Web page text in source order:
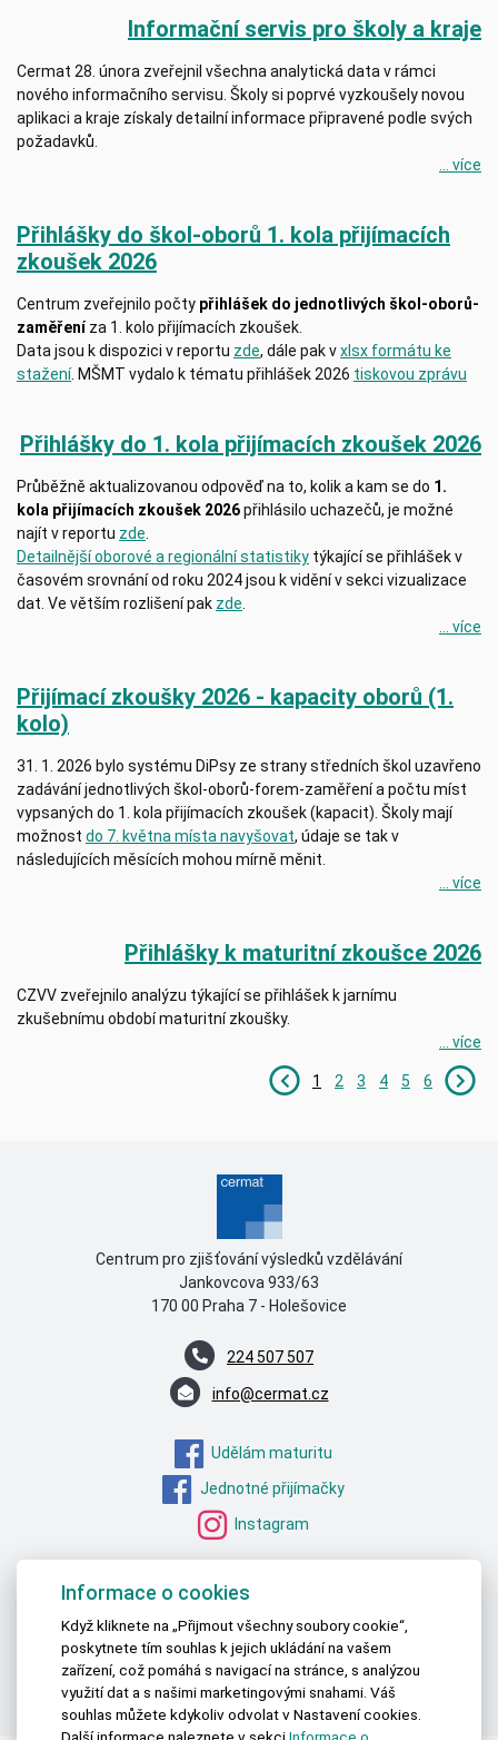
Informační servis pro školy a kraje
Cermat 28. února zveřejnil všechna analytická data v rámci
nového informačního servisu. Školy si poprvé vyzkoušely novou
aplikaci a kraje získaly detailní informace připravené podle svých
požadavků.
... více
Přihlášky do škol-oborů 1. kola přijímacích
zkoušek 2026
Centrum zveřejnilo počty přihlášek do jednotlivých škol-oborů-
zaměřeníza 1. kolo přijímacích zkoušek.
Data jsou k dispozici v reportu zde, dále pak vxlsx formátu ke
stažení. MŠMT vydalo k tématu přihlášek 2026 tiskovou zprávu
Přihlášky do 1. kola přijímacích zkoušek 2026
Průběžně aktualizovanou odpověď na to, kolik a kam se do 1.
kola přijímacích zkoušek 2026přihlásilo uchazečů, je možné
najít v reportu zde
Detailnější oborové a regionální statistiky týkající se přihlášek v
časovém srovnání od roku 2024 jsou k vidění v sekci vizualizace
dat. Ve větším rozlišení pak zde
... více
Přijímací zkoušky 2026 - kapacity oborů (1.
kolo)
31. 1. 2026 bylo systému DiPsy ze strany středních škol uzavřeno
zadávání jednotlivých škol-oborů-forem-zaměření a počtu míst
vypsaných do 1. kola přijímacích zkoušek (kapacit). Školy mají
možnost do 7. května místa navyšovat, údaje se tak v
následujících měsících mohou mírně měnit.
... více
Přihlášky k maturitní zkoušce 2026
CZVV zveřejnilo analýzu týkající se přihlášek k jarnímu
zkušebnímu období maturitní zkoušky.
... více
1 2 3 4 5 6
Centrum pro zjišťování výsledků vzdělávání
Jankovcova 933/63
170 00 Praha 7 - Holešovice
224 507 507
info@cermat.cz
Udělám maturitu
Jednotné přijímačky
Instagram
MŠMT – STATISTICKÁ DATA
ČSÚ – STATISTICKÁ DATA
OECD – DATA O VZDĚLÁVÁNÍ
EUROSTAT – DATA O VZDĚLÁVÁNÍ
Informace o cookies
Když kliknete na „Přijmout všechny soubory cookie“,
poskytnete tím souhlas k jejich ukládání na vašem
zařízení, což pomáhá s navigací na stránce, s analýzou
využití dat a s našimi marketingovými snahami. Váš
souhlas můžete kdykoliv odvolat v Nastavení cookies.